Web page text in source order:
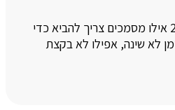
פורסם בתאריך 10 במרץ 2014 אילו מסמכים צריך להביא כדי
לא שינה, אפילו לא בקצת